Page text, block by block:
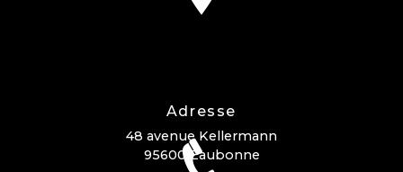
Adresse
48 avenue Kellermann
95600 Eaubonne